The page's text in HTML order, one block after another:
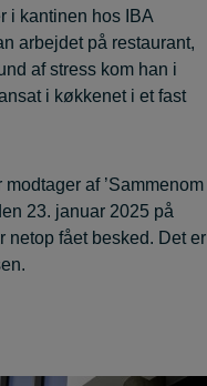
i kantinen hos IBA
arbejdet på restaurant,
af stress kom han i
i køkkenet i et fast
af ’Sammenom
23. januar 2025 på
netop fået besked. Det er